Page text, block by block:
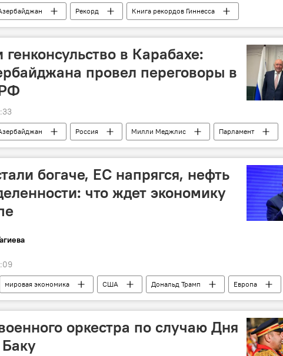
Рекорд
Книга рекордов Гиннесса
Площадь Государственного флага Азербайджана
Размер
в Карабахе:
провел переговоры в
Россия Милли Меджлис
Парламент
Армения Южный Кавказ
мирный договор
богаче, ЕС напрягся, нефть
что ждет экономику
мировая экономика США Дональд Трамп
Европа
Цена нефти Китай Пошлины СПГ
Добыча нефти
оркестра по случаю Дня